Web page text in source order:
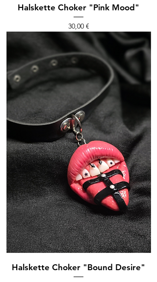
Halskette Choker "Pink Mood"
Preis
30,00 €
Halskette Choker "Bound Desire"